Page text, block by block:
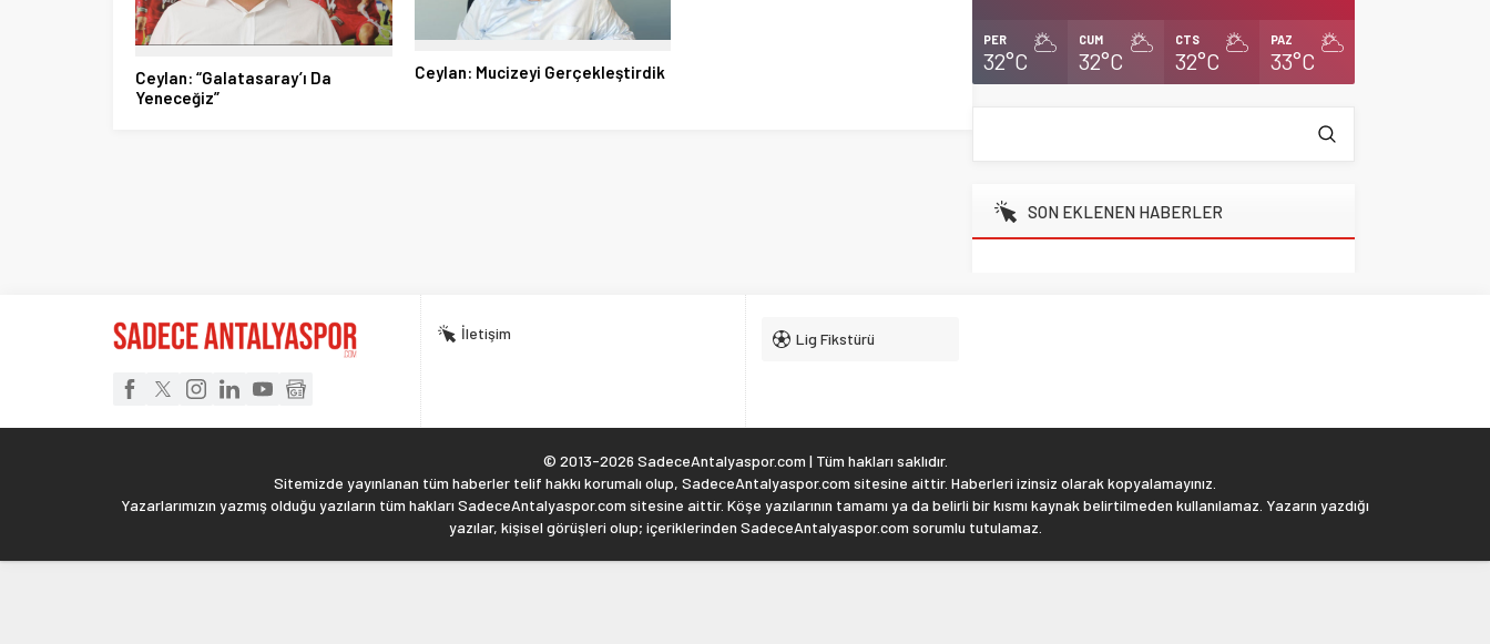
Ceylan: “Galatasaray’ı Da
Yeneceğiz”
Ceylan: Mucizeyi Gerçekleştirdik
PER
32°C
CUM
32°C
CTS
32°C
PAZ
33°C
SON EKLENEN HABERLER
İletişim Lig Fikstürü
© 2013-2026 SadeceAntalyaspor.com | Tüm hakları saklıdır.
Sitemizde yayınlanan tüm haberler telif hakkı korumalı olup, SadeceAntalyaspor.com sitesine aittir. Haberleri izinsiz olarak kopyalamayınız.
Yazarlarımızın yazmış olduğu yazıların tüm hakları SadeceAntalyaspor.com sitesine aittir. Köşe yazılarının tamamı ya da belirli bir kısmı kaynak belirtilmeden kullanılamaz. Yazarın yazdığı
yazılar, kişisel görüşleri olup; içeriklerinden SadeceAntalyaspor.com sorumlu tutulamaz.